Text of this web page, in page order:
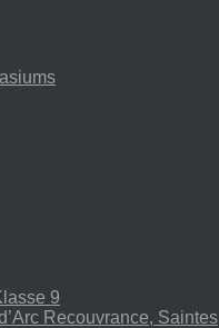
9
Recouvrance, Saintes